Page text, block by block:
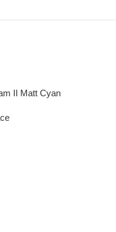
II Matt Cyan